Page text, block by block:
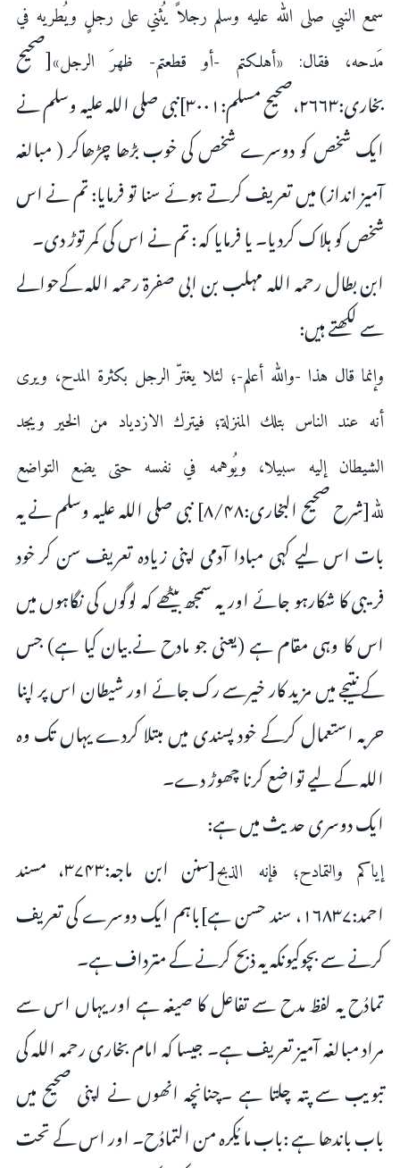
سمع النبي صلى الله عليه وسلم رجلاً يُثني على رجلٍ ويُطريه في
مَدحه، فقال: «أهلكتم -أو قطعتم- ظهرَ الرجل»[صحیح
بخاری:۲۶۶۳،صحیح مسلم:۳۰۰۱]نبی صلی اللہ علیہ وسلم نے
ایک شخص کو دوسرے شخص کی خوب بڑھا چڑھاکر ( مبالغہ
آمیز انداز) میں تعریف کرتے ہوئے سنا تو فرمایا: تم نے اس
شخص کو ہلاک کردیا۔ یا فرمایا کہ : تم نے اس کی کمر توڑ دی۔
ابن بطال رحمہ اللہ مہلب بن ابی صفرۃ رحمہ اللہ کےحوالے
سے لکھتے ہیں:
وإنما قال هذا -والله أعلم-؛ لئلا يغترّ الرجل بكثرة المدح، ويرى
أنه عند الناس بتلك المنزلة؛ فيترك الازدياد من الخير ويجد
الشيطان إليه سبيلا، ويُوهمه في نفسه حتى يضع التواضع
لله
[شرح صحيح البخارى:۸/۴۸] نبى صلى اللہ علیہ وسلم نے یہ
بات اس لیے کہى مبادا آدمى اپنى زیادہ تعریف سن کر خود
فریبى کا شکارہو جائے اور یہ سمجھ بیٹھے کہ لوگوں کى نگاہوں میں
اس کا وہى مقام ہے (یعنى جو مادح نے بیان کیا ہے) جس
کے نتیجے میں مزید کار خیرسے رک جائے اور شیطان اس پر اپنا
حربہ استعمال کرکے خود پسندى میں مبتلا کردے یہاں تک وہ
اللہ کے لیے تواضع کرنا چھوڑ دے۔
ایک دوسرى حدیث میں ہے:
إياكم والتمادح؛ فإنه الذبح
[سنن ابن ماجہ:۳۷۴۳، مسند
احمد:۱۶۸۳۷، سند حسن ہے]باہم ایک دوسرے کى تعریف
کرنے سے بچوکیونکہ یہ ذبح کرنے کے مترداف ہے۔
تمادُح یہ لفظ مدح سے تفاعل کا صیغہ ہے اور یہاں اس سے
مراد مبالغہ آمیز تعریف ہے۔ جیسا کہ امام بخارى رحمہ اللہ کى
تبویب سے پتہ چلتا ہے ۔چنانچہ انھوں نے اپنى صحیح میں
باب باندھا ہے :باب ما يُكره من التمادُح۔ اور اس کے تحت